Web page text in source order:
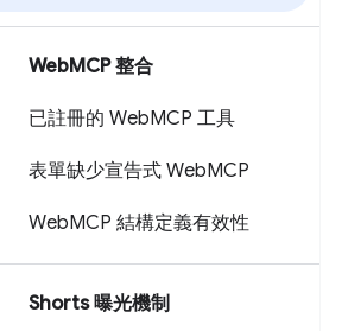
WebMCP 整合
已註冊的 WebMCP 工具
表單缺少宣告式 WebMCP
WebMCP 結構定義有效性
Shorts 曝光機制